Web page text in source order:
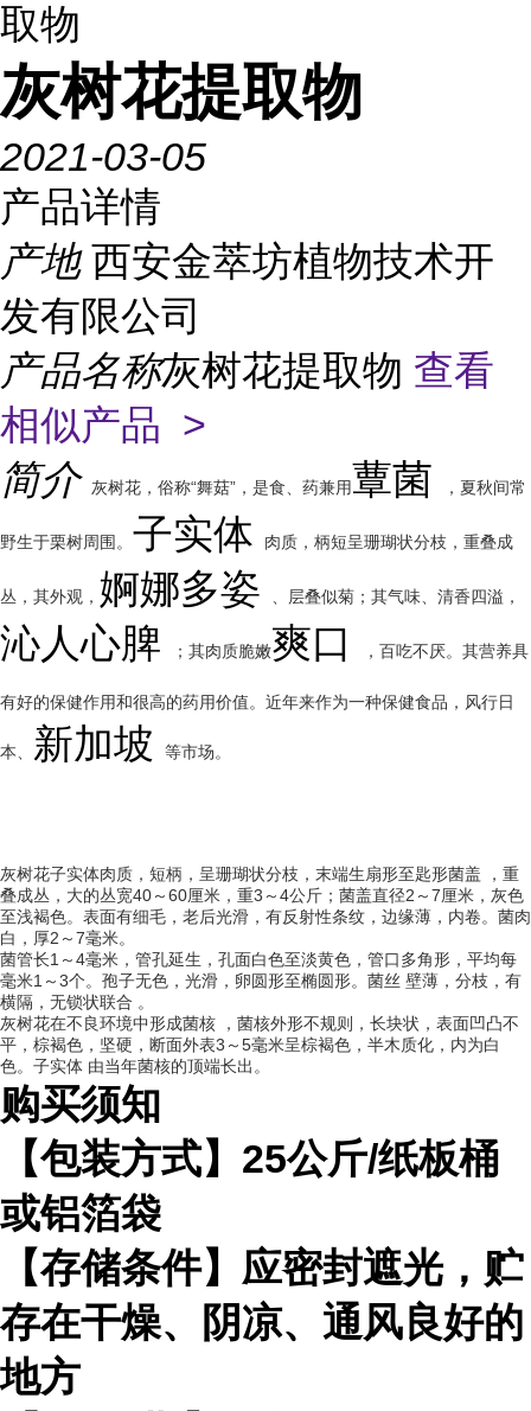
取物
灰树花提取物
2021-03-05
产品详情
产地 西安金萃坊植物技术开
发有限公司
产品名称灰树花提取物 查看
相似产品 >
简介
灰树花，俗称“舞菇”，是食、药兼用蕈菌 ，夏秋间常
野生于栗树周围。 子实体 肉质，柄短呈珊瑚状分枝，重叠成
丛，其外观， 婀娜多姿 、层叠似菊；其气味、清香四溢，
沁人心脾 ；其肉质脆嫩爽口 ，百吃不厌。其营养具
有好的保健作用和很高的药用价值。近年来作为一种保健食品，风行日
本、 新加坡 等市场。
灰树花子实体肉质，短柄，呈珊瑚状分枝，末端生扇形至匙形菌盖 ，重
叠成丛，大的丛宽40～60厘米，重3～4公斤；菌盖直径2～7厘米，灰色
至浅褐色。表面有细毛，老后光滑，有反射性条纹，边缘薄，内卷。菌肉
白，厚2～7毫米。
菌管长1～4毫米，管孔延生，孔面白色至淡黄色，管口多角形，平均每
毫米1～3个。孢子无色，光滑，卵圆形至椭圆形。菌丝 壁薄，分枝，有
横隔，无锁状联合 。
灰树花在不良环境中形成菌核 ，菌核外形不规则，长块状，表面凹凸不
平，棕褐色，坚硬，断面外表3～5毫米呈棕褐色，半木质化，内为白
色。子实体 由当年菌核的顶端长出。
购买须知
【包装方式】 25公斤/纸板桶
或铝箔袋
【存储条件】应密封遮光，贮
存在干燥、阴凉、通风良好的
地方